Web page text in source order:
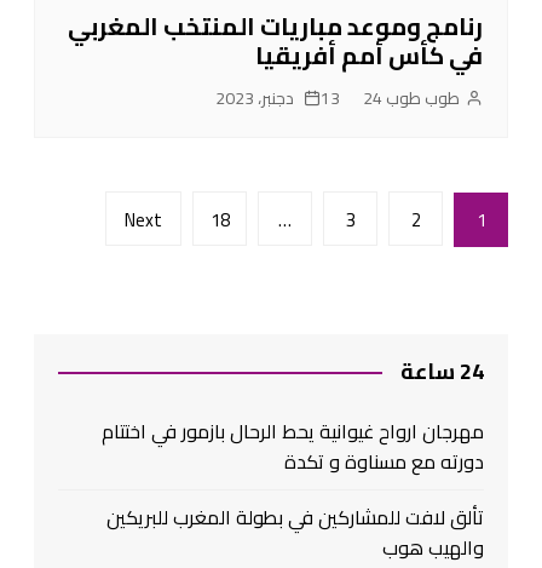
رنامج وموعد مباريات المنتخب المغربي
في كأس أمم أفريقيا
طوب طوب 24 13 دجنبر، 2023
Posts
pagination
1
2
3
…
18
Next
24 ساعة
مهرجان ارواح غيوانية يحط الرحال بازمور في اختتام
دورته مع مسناوة و تكدة
تألق لافت للمشاركين في بطولة المغرب للبريكين
والهيب هوب